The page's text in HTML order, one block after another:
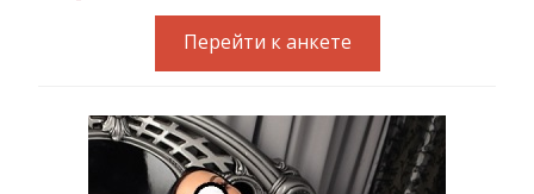
Перейти к анкете